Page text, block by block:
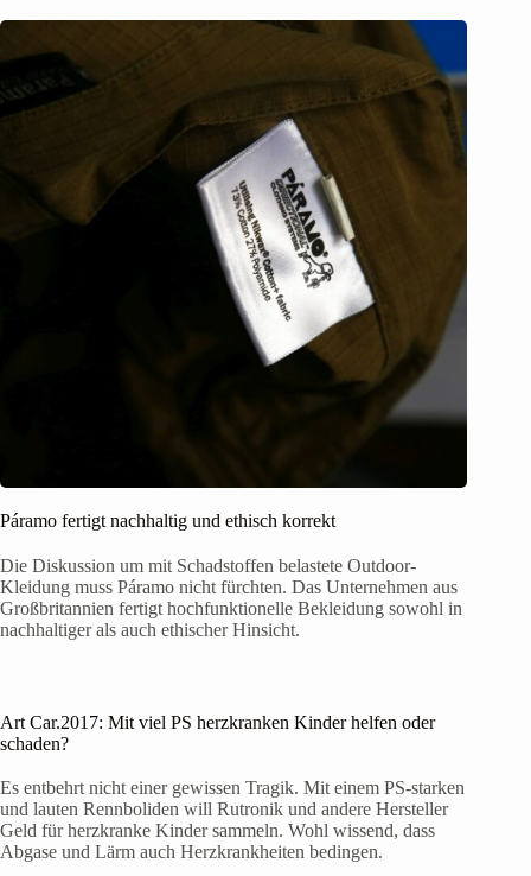
Páramo fertigt nachhaltig und ethisch korrekt
Die Diskussion um mit Schadstoffen belastete Outdoor-
Kleidung muss Páramo nicht fürchten. Das Unternehmen aus
Großbritannien fertigt hochfunktionelle Bekleidung sowohl in
nachhaltiger als auch ethischer Hinsicht.
Art Car.2017: Mit viel PS herzkranken Kinder helfen oder
schaden?
Es entbehrt nicht einer gewissen Tragik. Mit einem PS-starken
und lauten Rennboliden will Rutronik und andere Hersteller
Geld für herzkranke Kinder sammeln. Wohl wissend, dass
Abgase und Lärm auch Herzkrankheiten bedingen.